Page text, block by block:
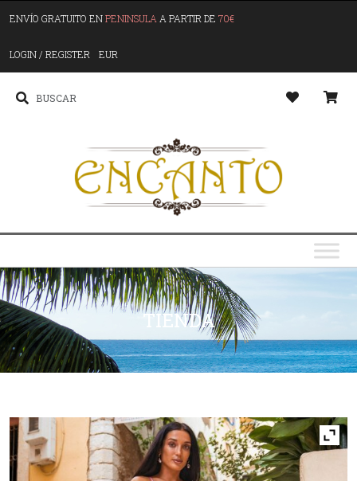
ENVÍO GRATUITO ENPENINSULA A PARTIR DE 70€
LOGIN / REGISTER EUR
TIENDA